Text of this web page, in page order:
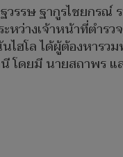
รรษ ฐากูรไชยกรณ์
ว่างเจ้าหน้าที่ตำรว
ฮโล ได้ผู้ต้องหาร
โดยมี นายสถาพร แ